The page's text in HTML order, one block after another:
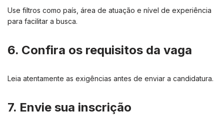
Use filtros como país, área de atuação e nível de experiência
para facilitar a busca.
6. Confira os requisitos da vaga
Leia atentamente as exigências antes de enviar a candidatura.
7. Envie sua inscrição